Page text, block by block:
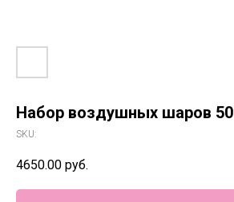
Набор воздушных шаров 50
SKU:
4650.00 руб.